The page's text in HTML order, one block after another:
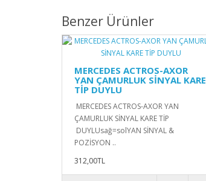
Benzer Ürünler
MERCEDES ACTROS-AXOR
YAN ÇAMURLUK SİNYAL KARE
TİP DUYLU
MERCEDES ACTROS-AXOR YAN
ÇAMURLUK SİNYAL KARE TİP
DUYLUsağ=solYAN SİNYAL &
POZİSYON ..
312,00TL